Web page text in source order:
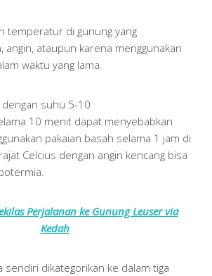
temperatur di gunung yang
angin, ataupun karena menggunakan
waktu yang lama.
suhu 5-10
10 menit dapat menyebabkan
pakaian basah selama 1 jam di
Celcius dengan angin kencang bisa
Perjalanan ke Gunung Leuser via
Kedah
sendiri dikategorikan ke dalam tiga